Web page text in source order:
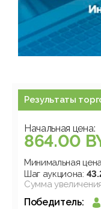
Результаты
Начальная цена:
864.00
Минимальная
Шаг аукциона:
Сумма
Победитель: